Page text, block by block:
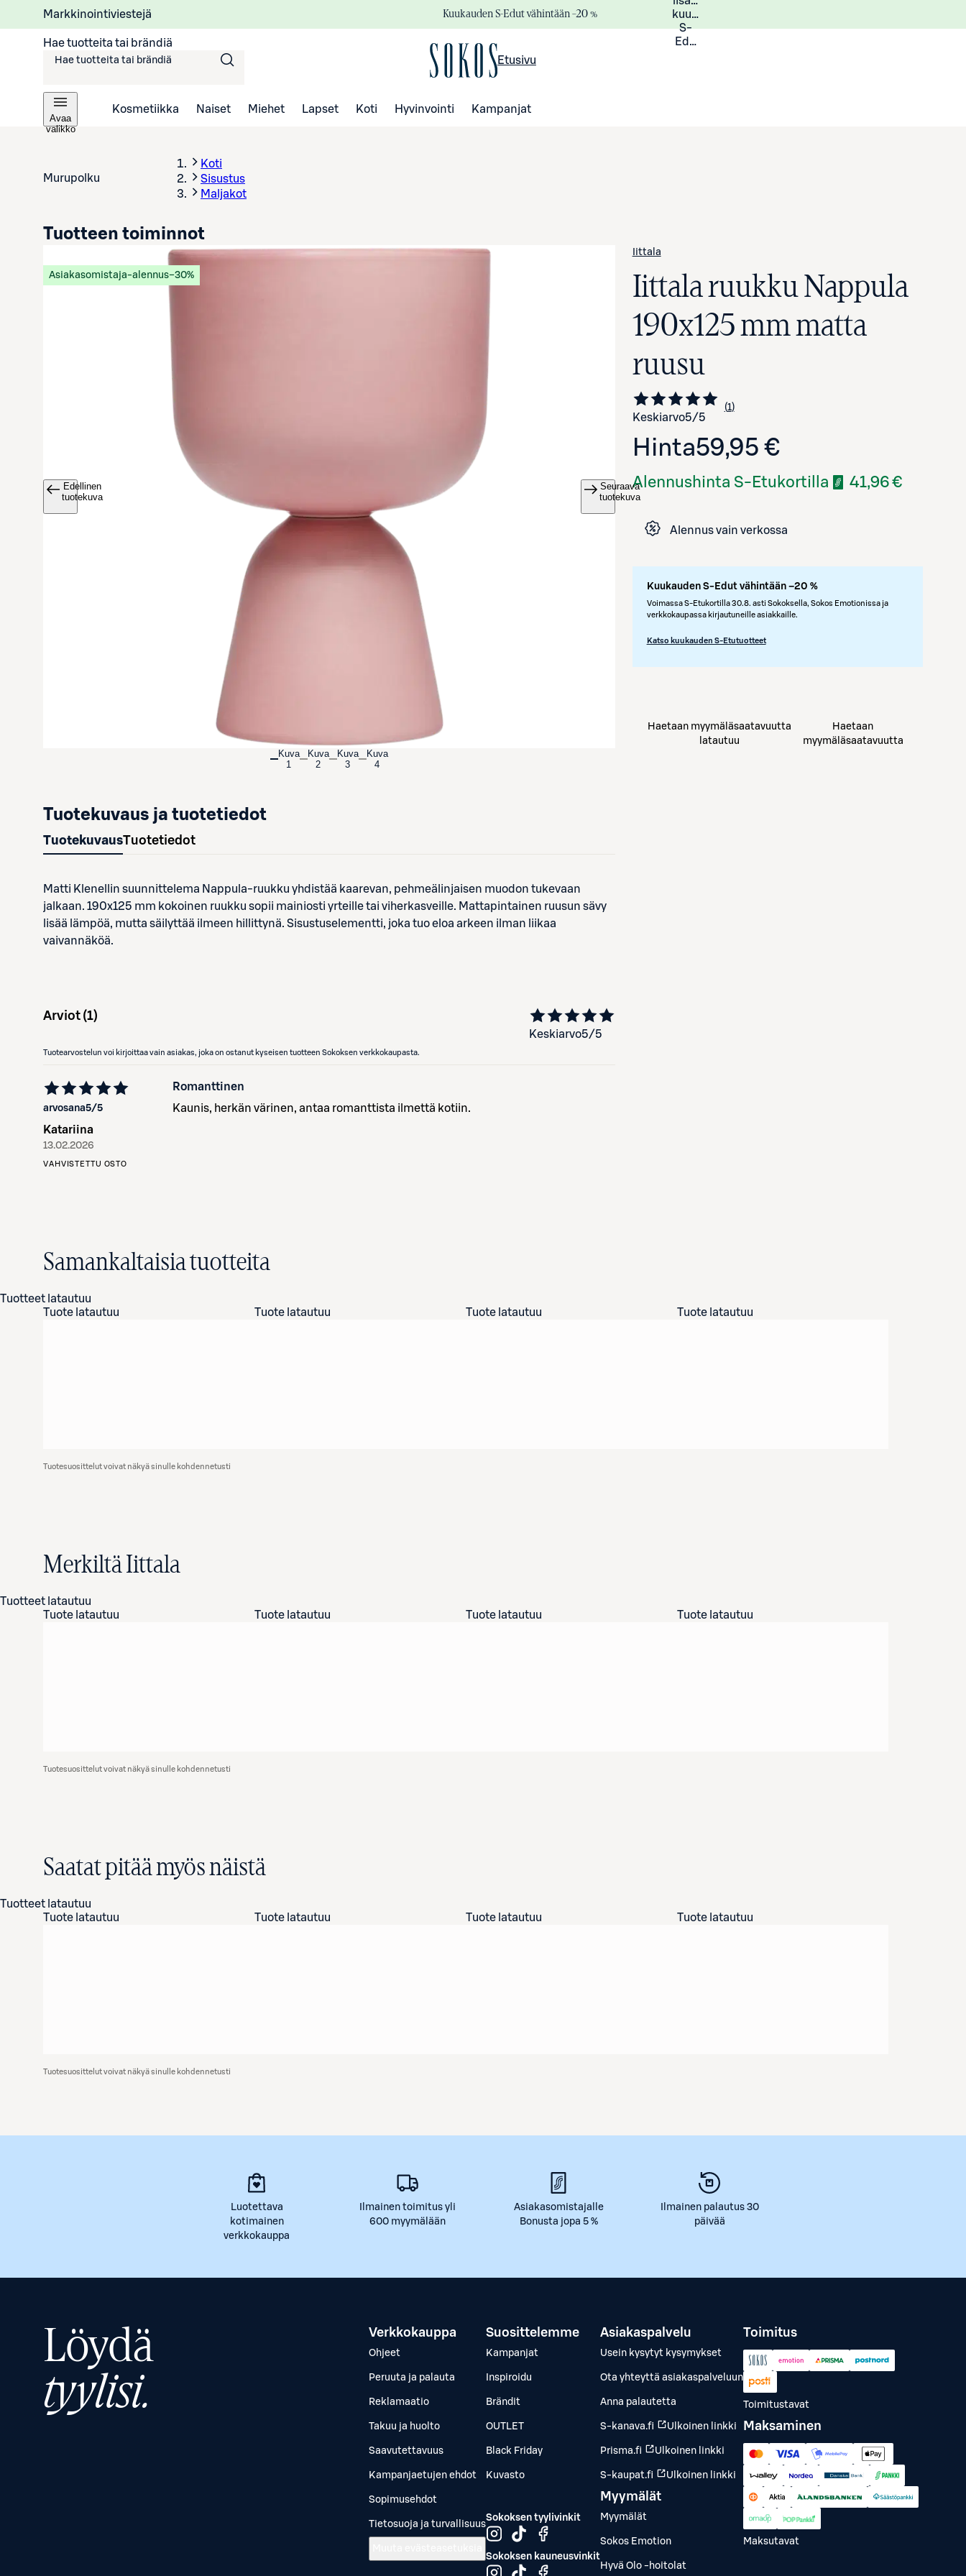
Markkinointiviestejä Kuukauden S-Edut vähintään –20 %
kuukauden
S-
Eduista
Hae tuotteita tai brändiä
Etusivu
Avaa
valikko
Kosmetiikka Naiset Miehet Lapset Koti Hyvinvointi Kampanjat
Murupolku
Koti
Sisustus
Maljakot
Asiakasomistaja-alennus−30%
Edellinen
tuotekuva
Seuraava
tuotekuva
Kuva
1
Kuva
2
Kuva
3
Kuva
4
Iittala
Iittala ruukku Nappula
190x125 mm matta
ruusu
Keskiarvo5/5 Siirry arvioihin
1
kappale
Hinta59,95 €
Alennushinta S-Etukortilla 41,96 €
Alennus vain verkossa
Kuukauden S-Edut vähintään –20 %
Voimassa S-Etukortilla 30.8. asti Sokoksella, Sokos Emotionissa ja
verkkokaupassa kirjautuneille asiakkaille.
Katso kuukauden S-Etutuotteet
Tuotteen toiminnot
Haetaan myymäläsaatavuutta
latautuu
Haetaan
myymäläsaatavuutta
Tuotekuvaus ja tuotetiedot
TuotekuvausTuotetiedot
Matti Klenellin suunnittelema Nappula-ruukku yhdistää kaarevan, pehmeälinjaisen muodon tukevaan
jalkaan. 190x125 mm kokoinen ruukku sopii mainiosti yrteille tai viherkasveille. Mattapintainen ruusun sävy
lisää lämpöä, mutta säilyttää ilmeen hillittynä. Sisustuselementti, joka tuo eloa arkeen ilman liikaa
vaivannäköä.
Arviot (1)
Keskiarvo5/5
Tuotearvostelun voi kirjoittaa vain asiakas, joka on ostanut kyseisen tuotteen Sokoksen verkkokaupasta.
arvosana5/5
Katariina
13.02.2026
VAHVISTETTU OSTO
Romanttinen
Kaunis, herkän värinen, antaa romanttista ilmettä kotiin.
Samankaltaisia tuotteita
Tuotteet latautuu
Tuote latautuu
Tuote latautuu Tuote latautuu Tuote latautuu
Tuotesuosittelut voivat näkyä sinulle kohdennetusti
Merkiltä Iittala
Tuotteet latautuu
Tuote latautuu
Tuote latautuu Tuote latautuu Tuote latautuu
Tuotesuosittelut voivat näkyä sinulle kohdennetusti
Saatat pitää myös näistä
Tuotteet latautuu
Tuote latautuu
Tuote latautuu Tuote latautuu Tuote latautuu
Tuotesuosittelut voivat näkyä sinulle kohdennetusti
Luotettava
kotimainen
verkkokauppa
Ilmainen toimitus yli
600 myymälään
Asiakasomistajalle
Bonusta jopa 5 %
Ilmainen palautus 30
päivää
Löydä
tyylisi.
Verkkokauppa
Ohjeet
Peruuta ja palauta
Reklamaatio
Takuu ja huolto
Saavutettavuus
Kampanjaetujen ehdot
Sopimusehdot
Tietosuoja ja turvallisuus
Suosittelemme
Kampanjat
Inspiroidu
Brändit
OUTLET
Black Friday
Kuvasto
Sokoksen tyylivinkit
Sokoksen kauneusvinkit
Asiakaspalvelu
Usein kysytyt kysymykset
Ota yhteyttä asiakaspalveluun
Anna palautetta
S-kanava.fi Ulkoinen linkki
Prisma.fi Ulkoinen linkki
S-kaupat.fi Ulkoinen linkki
Myymälät
Myymälät
Sokos Emotion
Hyvä Olo -hoitolat
Toimitus
Toimitustavat
Maksaminen
Maksutavat